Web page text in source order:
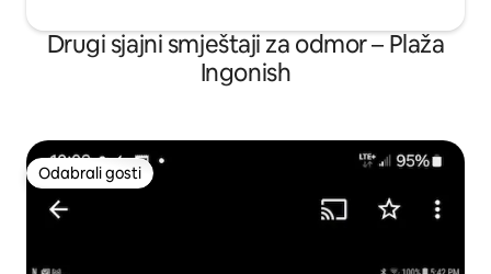
Drugi sjajni smještaji za odmor – Plaža
Ingonish
Odabrali gosti
Odabrali gosti